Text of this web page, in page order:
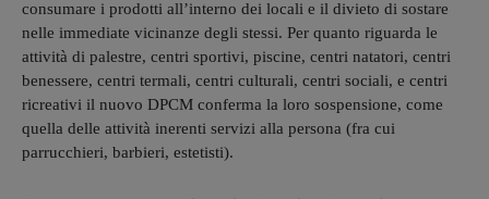
consumare i prodotti all’interno dei locali e il divieto di sostare
nelle immediate vicinanze degli stessi. Per quanto riguarda le
attività di palestre, centri sportivi, piscine, centri natatori, centri
benessere, centri termali, centri culturali, centri sociali, e centri
ricreativi il nuovo DPCM conferma la loro sospensione, come
quella delle attività inerenti servizi alla persona (fra cui
parrucchieri, barbieri, estetisti).